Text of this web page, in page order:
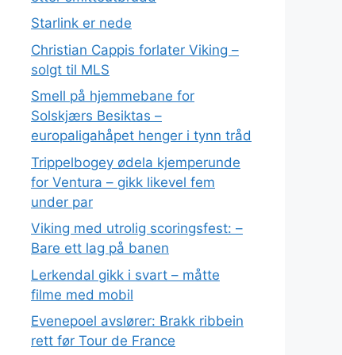
Starlink er nede
Christian Cappis forlater Viking –
solgt til MLS
Smell på hjemmebane for
Solskjærs Besiktas –
europaligahåpet henger i tynn tråd
Trippelbogey ødela kjemperunde
for Ventura – gikk likevel fem
under par
Viking med utrolig scoringsfest: –
Bare ett lag på banen
Lerkendal gikk i svart – måtte
filme med mobil
Evenepoel avslører: Brakk ribbein
rett før Tour de France